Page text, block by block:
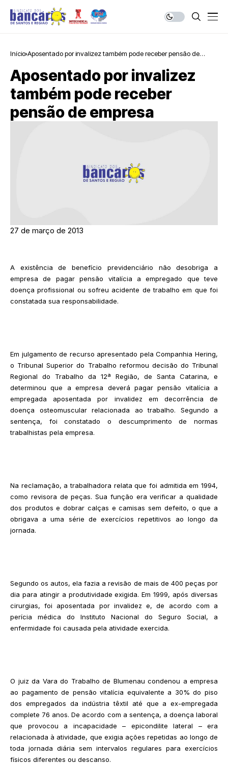
Início Aposentado por invalizez também pode receber pensão de
Aposentado por invalizez
também pode receber
pensão de empresa
27 de março de 2013
A existência de benefício previdenciário não desobriga a
empresa de pagar pensão vitalícia a empregado que teve
doença profissional ou sofreu acidente de trabalho em que foi
constatada sua responsabilidade.
Em julgamento de recurso apresentado pela Companhia Hering,
o Tribunal Superior do Trabalho reformou decisão do Tribunal
Regional do Trabalho da 12ª Região, de Santa Catarina, e
determinou que a empresa deverá pagar pensão vitalícia a
empregada aposentada por invalidez em decorrência de
doença osteomuscular relacionada ao trabalho. Segundo a
sentença, foi constatado o descumprimento de normas
trabalhistas pela empresa.
Na reclamação, a trabalhadora relata que foi admitida em 1994,
como revisora de peças. Sua função era verificar a qualidade
dos produtos e dobrar calças e camisas sem defeito, o que a
obrigava a uma série de exercícios repetitivos ao longo da
jornada.
Segundo os autos, ela fazia a revisão de mais de 400 peças por
dia para atingir a produtividade exigida. Em 1999, após diversas
cirurgias, foi aposentada por invalidez e, de acordo com a
perícia médica do Instituto Nacional do Seguro Social, a
enfermidade foi causada pela atividade exercida.
O juiz da Vara do Trabalho de Blumenau condenou a empresa
ao pagamento de pensão vitalícia equivalente a 30% do piso
dos empregados da indústria têxtil até que a ex-empregada
complete 76 anos. De acordo com a sentença, a doença laboral
que provocou a incapacidade – epicondilite lateral – era
relacionada à atividade, que exigia ações repetidas ao longo de
toda jornada diária sem intervalos regulares para exercícios
físicos diferentes ou descanso.